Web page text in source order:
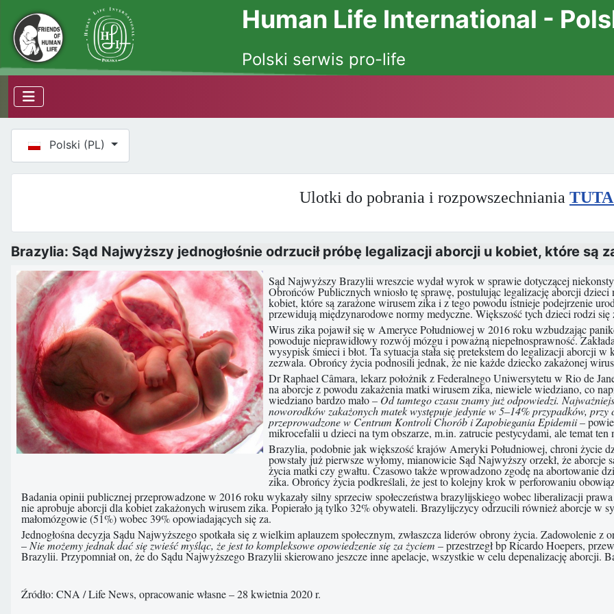
Human Life International -
Polski serwis pro-life
Wybierz swój język
Polski (PL)
Ulotki do pobrania i rozpowszechniania
Brazylia: Sąd Najwyższy jednogłośnie odrzucił próbę legalizacji aborcji u kobiet, które są
Sąd Najwyższy Brazylii wreszcie wydał wyrok w sprawie dotyczącej
Obrońców Publicznych wniosło tę sprawę, postulując legalizację aborcji
kobiet, które są zarażone wirusem zika i z tego powodu istnieje podejrzenie
przewidują międzynarodowe normy medyczne. Większość tych dzieci rodzi się
Wirus zika pojawił się w Ameryce Południowej w 2016 roku wzbudzając
powoduje nieprawidłowy rozwój mózgu i poważną niepełnosprawność.
wysypisk śmieci i błot. Ta sytuacja stała się pretekstem do legalizacji aborcji
zezwala. Obrońcy życia podnosili jednak, że nie każde dziecko zakażonej
Dr Raphael Câmara, lekarz położnik z Federalnego Uniwersytetu w Rio de
na aborcje z powodu zakażenia matki wirusem zika, niewiele wiedziano, co
wiedziano bardzo mało– Od tamtego czasu znamy już odpowiedzi.
noworodków zakażonych matek występuje jedynie w 5–14% przypadków, przy
przeprowadzone w Centrum Kontroli Chorób i Zapobiegania Epidemii –
mikrocefalii u dzieci na tym obszarze, m.in. zatrucie pestycydami, ale temat ten
Brazylia, podobnie jak większość krajów Ameryki Południowej, chroni życie
powstały już pierwsze wyłomy, mianowicie Sąd Najwyższy orzekł, że
życia matki czy gwałtu. Czasowo także wprowadzono zgodę na abortowanie
zika. Obrońcy życia podkreślali, że jest to kolejny krok w perforowaniu
Badania opinii publicznej przeprowadzone w 2016 roku wykazały silny sprzeciw społeczeństwa brazylijskiego wobec liberalizacji
nie aprobuje aborcji dla kobiet zakażonych wirusem zika. Popierało ją tylko 32% obywateli. Brazylijczycy odrzucili również aborcje w
małomózgowie (51%) wobec 39% opowiadających się za.
Jednogłośna decyzja Sądu Najwyższego spotkała się z wielkim aplauzem społecznym, zwłaszcza liderów obrony życia. Zadowolenie
– Nie możemy jednak dać się zwieść myśląc, że jest to kompleksowe opowiedzenie się za życiem – przestrzegł bp Ricardo Hoepers,
Brazylii. Przypomniał on, że do Sądu Najwyższego Brazylii skierowano jeszcze inne apelacje, wszystkie w celu depenalizację aborcji.
Źródło: CNA / Life News, opracowanie własne – 28 kwietnia 2020 r.